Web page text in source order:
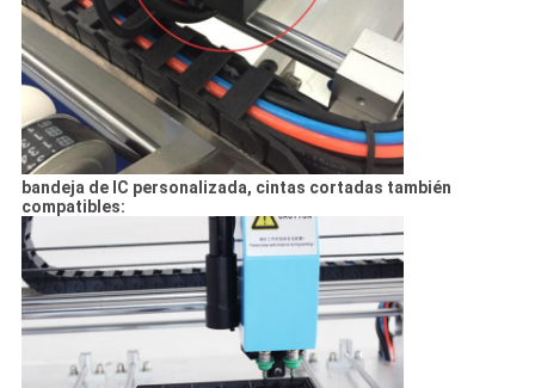
bandeja de IC personalizada, cintas cortadas también
compatibles: